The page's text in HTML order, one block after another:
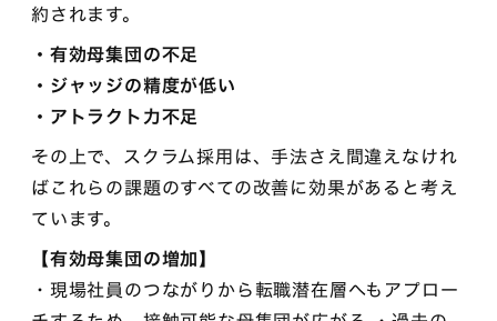
約されます。
・有効母集団の不足
・ジャッジの精度が低い
・アトラクト力不足
その上で、スクラム採用は、手法さえ間違えなけれ
ばこれらの課題のすべての改善に効果があると考え
ています。
【有効母集団の増加】
・現場社員のつながりから転職潜在層へもアプロー